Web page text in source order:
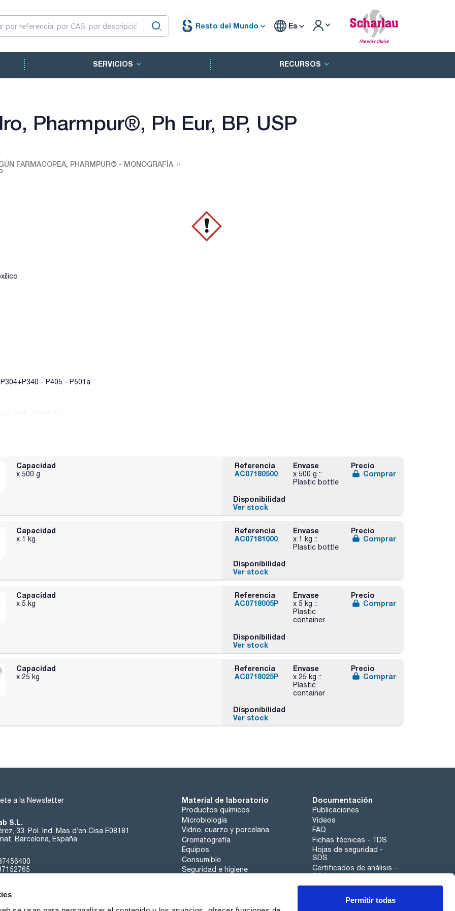
Permitir todas
Resto del Mundo Es
SERVICIOS RECURSOS
Pharmpur®, Ph Eur, BP, USP
FARMACOPEA, PHARMPUR® - MONOGRAFÍA
- P405 - P501a
Capacidad
x 500 g
Referencia
AC07180500
Envase
x 500 g ::
Plastic bottle
Precio
Comprar
Disponibilidad
Ver stock
Capacidad
x 1 kg
Referencia
AC07181000
Envase
x 1 kg ::
Plastic bottle
Precio
Comprar
Disponibilidad
Ver stock
Capacidad
x 5 kg
Referencia
AC0718005P
Envase
x 5 kg ::
Plastic
container
Precio
Comprar
Disponibilidad
Ver stock
Capacidad
x 25 kg
Referencia
AC0718025P
Envase
x 25 kg ::
Plastic
container
Precio
Comprar
Disponibilidad
Ver stock
a la Newsletter
S.L.
33. Pol. Ind. Mas d’en Cisa E08181
Barcelona, España
Material de laboratorio
Productos químicos
Microbiología
Vidrio, cuarzo y porcelana
Cromatografía
Equipos
Consumible
Seguridad e higiene
Documentación
Publicaciones
Videos
FAQ
Fichas técnicas - TDS
Hojas de seguridad -
SDS
Certificados de análisis -
COA
Aplicaciones